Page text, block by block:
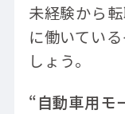
未経験から
に働いてい
しょう。
“自動車用モ